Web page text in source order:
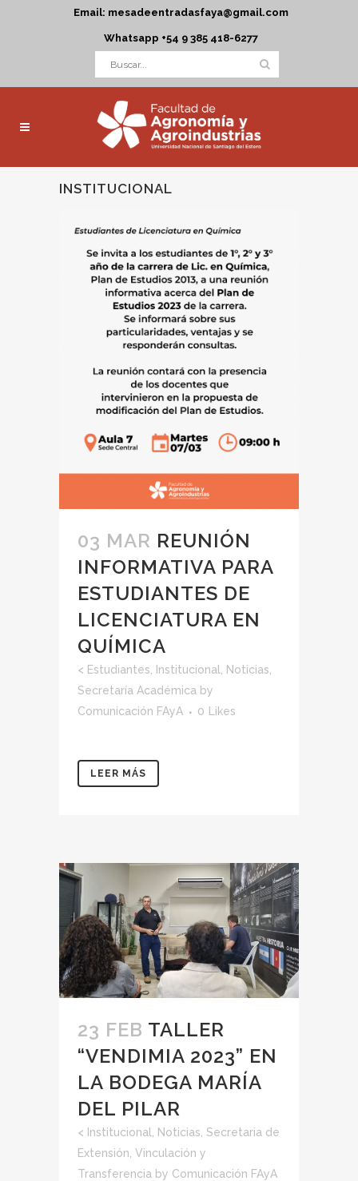
Email: mesadeentradasfaya@gmail.com
Whatsapp +54 9 385 418-6277
INSTITUCIONAL
03 MAR REUNIÓN
INFORMATIVA PARA
ESTUDIANTES DE
LICENCIATURA EN
QUÍMICA
< Estudiantes Institucional Noticias
Secretaría Académica by
Comunicación FAyA
0 Likes
LEER MÁS
23 FEB TALLER
“VENDIMIA 2023” EN
LA BODEGA MARÍA
DEL PILAR
< Institucional Noticias Secretaria de
Extensión, Vinculación y
Transferencia by Comunicación FAyA